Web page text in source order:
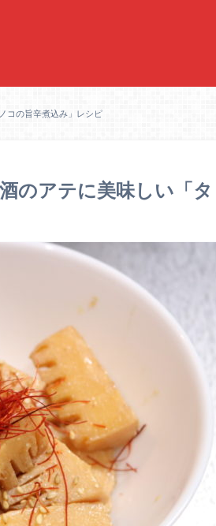
コの旨辛煮込み」レシピ
のアテに美味しい「タ